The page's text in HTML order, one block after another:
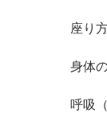
座り
身体
呼吸